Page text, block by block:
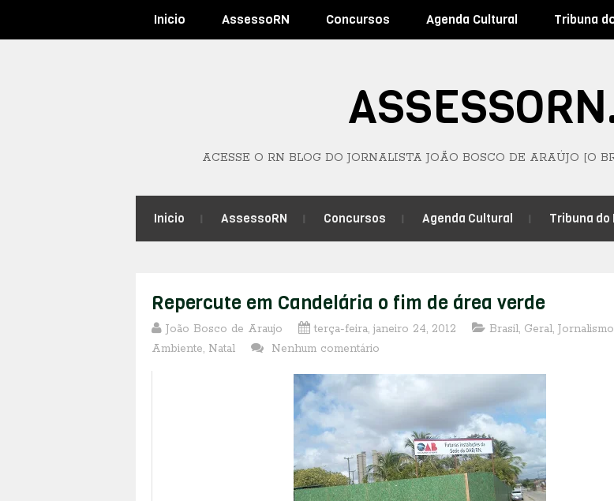
Inicio AssessoRN Concursos Agenda Cultural Tribuna
ACESSE O RN BLOG DO JORNALISTA JOÃO BOSCO DE ARAÚJO [O
Inicio AssessoRN Concursos Agenda Cultural Tribuna do
Repercute em Candelária o fim de área verde
João Bosco de Araujo terça-feira, janeiro 24, 2012 Brasil, Geral, Jornalismo
Ambiente, Natal Nenhum comentário